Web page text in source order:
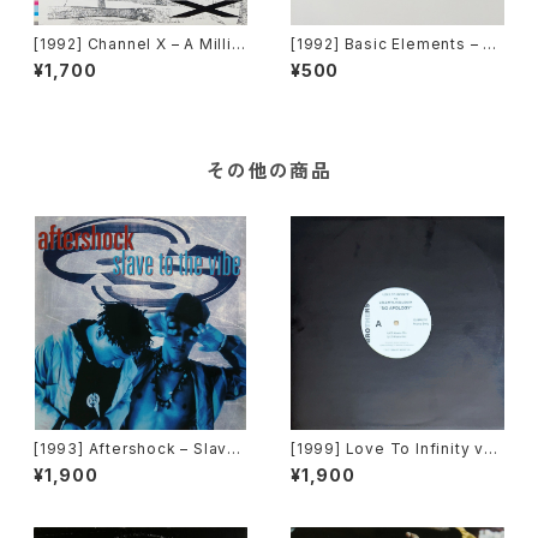
[1992] Channel X – A Millio
n Colours [Beat Box]
¥1,700
[1992] Basic Elements – T-
E-C-H-N-O [Pantera Recor
ds]
¥500
その他の商品
[1993] Aftershock – Slave
To The Vibe [Virgin]
¥1,900
[1999] Love To Infinity vs
Loleatta Holloway – No Ap
ology [Brothers][PROMO]
¥1,900